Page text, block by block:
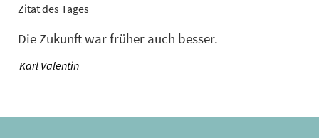
Zitat des Tages
Die Zukunft war früher auch besser.
—
Karl Valentin